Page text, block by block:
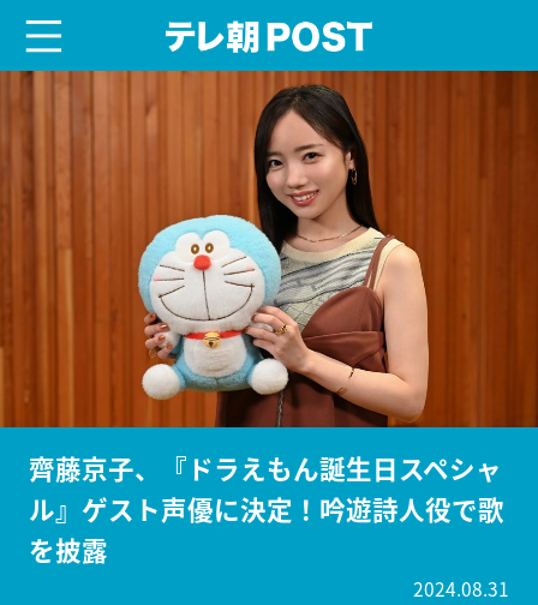
齊藤京子、『ドラえもん誕生日スペシャ
ル』ゲスト声優に決定！吟遊詩人役で歌
を披露
2024.08.31